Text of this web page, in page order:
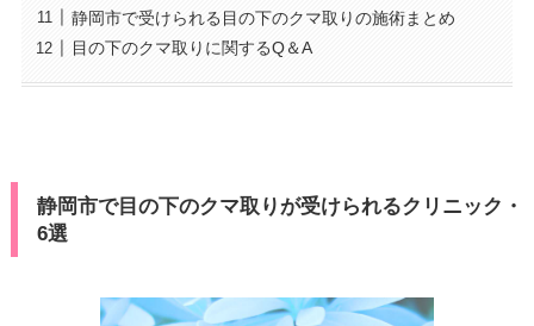
静岡市で受けられる目の下のクマ取りの施術まとめ
目の下のクマ取りに関するQ＆A
静岡市で目の下のクマ取りが受けられるクリニック・
6選